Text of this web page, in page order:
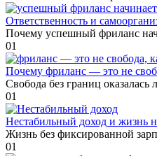
Ответственность и
Почему успешный фриланс
01
Почему фриланс — это не
Свобода без границ
01
Нестабильный доход и жизнь
Жизнь без фиксированной
01